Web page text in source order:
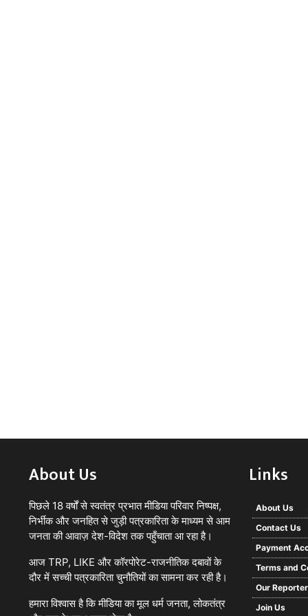
About Us
पिछले 18 वर्षों से स्वतंत्र प्रभात मीडिया परिवार निष्पक्ष,
निर्भीक और जनहित से जुड़ी पत्रकारिता के माध्यम से आम
जनता की आवाज़ देश-विदेश तक पहुँचाता आ रहा है।
आज TRP, LIKE और कॉरपोरेट-राजनीतिक दबावों के
दौर में सच्ची पत्रकारिता चुनौतियों का सामना कर रही है।
हमारा विश्वास है कि मीडिया का मूल धर्म जनता, लोकतंत्र
Links
About Us
Contact Us
Payment
Terms and
Our
Join Us